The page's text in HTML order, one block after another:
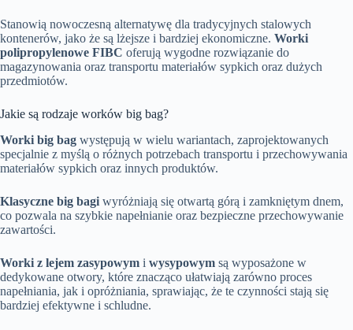
Stanowią nowoczesną alternatywę dla tradycyjnych stalowych
kontenerów, jako że są lżejsze i bardziej ekonomiczne. Worki
polipropylenowe FIBC oferują wygodne rozwiązanie do
magazynowania oraz transportu materiałów sypkich oraz dużych
przedmiotów.
Jakie są rodzaje worków big bag?
Worki big bag występują w wielu wariantach, zaprojektowanych
specjalnie z myślą o różnych potrzebach transportu i przechowywania
materiałów sypkich oraz innych produktów.
Klasyczne big bagi wyróżniają się otwartą górą i zamkniętym dnem,
co pozwala na szybkie napełnianie oraz bezpieczne przechowywanie
zawartości.
Worki z lejem zasypowym i wysypowym są wyposażone w
dedykowane otwory, które znacząco ułatwiają zarówno proces
napełniania, jak i opróżniania, sprawiając, że te czynności stają się
bardziej efektywne i schludne.